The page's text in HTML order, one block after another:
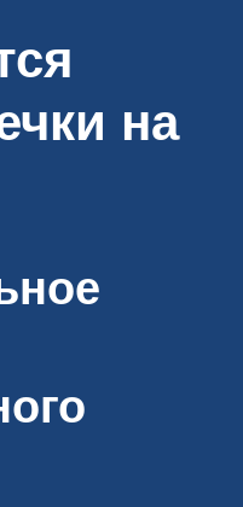
на